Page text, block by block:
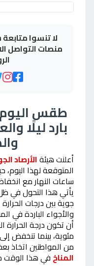
لا تنسوا
منصات التواصل
طقس اليوم
أعلنت هيئةالأرصاد
المتوقعة لهذا
ساعات النهار مع
يأتي هذا التحول في
جوية بين درجات
والأجواء الباردة في
من المواطنين اتخاذ
المناخ في هذا الوقت